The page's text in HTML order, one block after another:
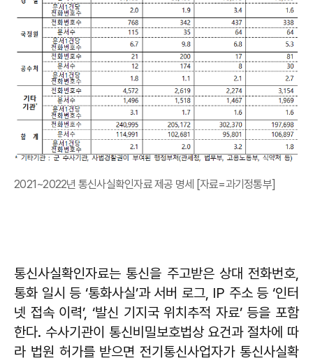
2021~2022년 통신사실확인자료 제공 명세 [자료=과기정통부]
통신사실확인자료는 통신을 주고받은 상대 전화번호,
통화 일시 등 ‘통화사실’과 서버 로그, IP 주소 등 ‘인터
넷 접속 이력’, ‘발신 기지국 위치추적 자료’ 등을 포함
한다. 수사기관이 통신비밀보호법상 요건과 절차에 따
라 법원 허가를 받으면 전기통신사업자가 통신사실확